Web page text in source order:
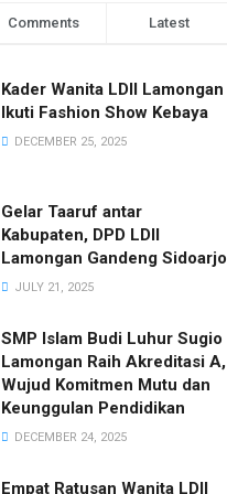
Comments Latest
Kader Wanita LDII Lamongan
Ikuti Fashion Show Kebaya
DECEMBER 25, 2025
Gelar Taaruf antar
Kabupaten, DPD LDII
Lamongan Gandeng Sidoarjo
JULY 21, 2025
SMP Islam Budi Luhur Sugio
Lamongan Raih Akreditasi A,
Wujud Komitmen Mutu dan
Keunggulan Pendidikan
DECEMBER 24, 2025
Empat Ratusan Wanita LDII